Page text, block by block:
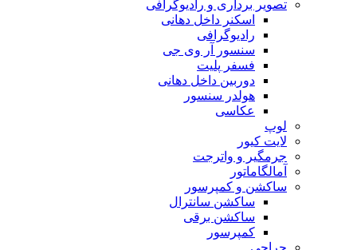
تصویر برداری و رادیوگرافی
اسکنر داخل دهانی
رادیوگرافی
سنسور آر وی جی
فسفر پلیت
دوربین داخل دهانی
هولدر سنسور
عکاسی
لوپ
لایت کیور
جرمگیر و واترجت
آمالگاماتور
ساکشن و کمپرسور
ساکشن سانترال
ساکشن برقی
کمپرسور
جراحی